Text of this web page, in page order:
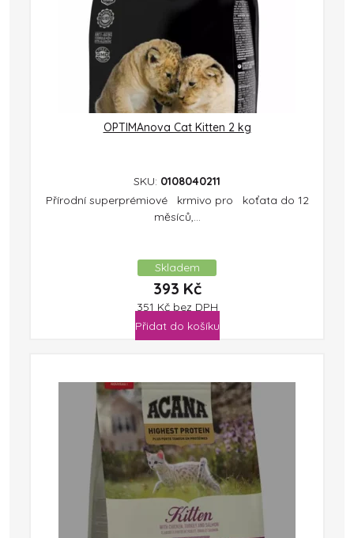
OPTIMAnova Cat Kitten 2 kg
SKU: 0108040211
Přírodní superprémiové krmivo pro koťata do 12
měsíců,...
Skladem
393 Kč
351 Kč bez DPH
Přidat do košíku